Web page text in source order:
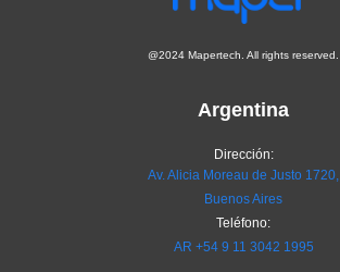
@2024 Mapertech. All rights reserved.
Argentina
Dirección:
Av. Alicia Moreau de Justo 1720,
Buenos Aires
Teléfono:
AR +54 9 11 3042 1995